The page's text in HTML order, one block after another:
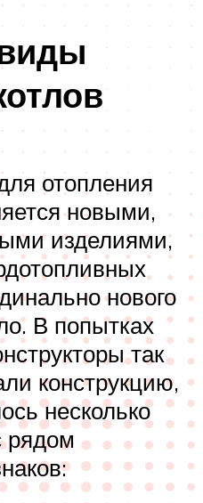
отопления
новыми,
изделиями,
нового
В попытках
так
конструкцию,
несколько
рядом